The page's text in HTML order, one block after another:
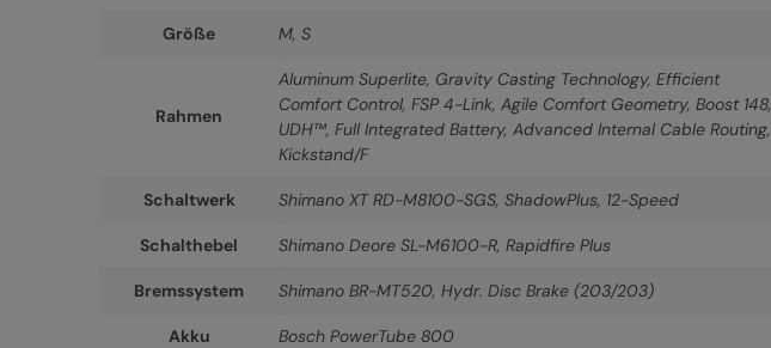
Größe M, S
Rahmen
Aluminum Superlite, Gravity Casting Technology, Efficient
Comfort Control, FSP 4-Link, Agile Comfort Geometry, Boost 148,
UDH™, Full Integrated Battery, Advanced Internal Cable Routing,
Kickstand/F
Schaltwerk Shimano XT RD-M8100-SGS, ShadowPlus, 12-Speed
Schalthebel Shimano Deore SL-M6100-R, Rapidfire Plus
Bremssystem Shimano BR-MT520, Hydr. Disc Brake (203/203)
Akku Bosch PowerTube 800